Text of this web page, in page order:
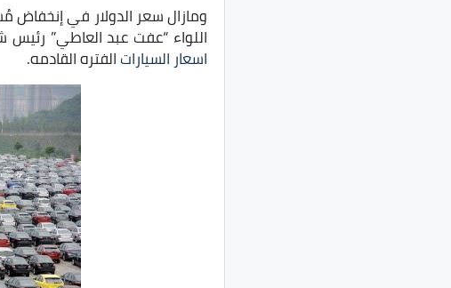
ومازال سعر الدولار في
اللواء “عفت عبد العاطي” رئيس
اسعار السياراتالفتره القادمه.